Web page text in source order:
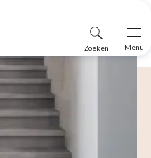
Zoeken Menu